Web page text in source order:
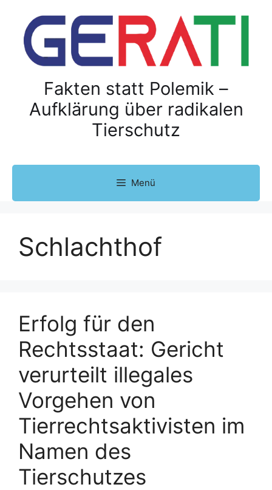
Fakten statt Polemik –
Aufklärung über radikalen
Tierschutz
Menü
Schlachthof
Erfolg für den
Rechtsstaat: Gericht
verurteilt illegales
Vorgehen von
Tierrechtsaktivisten im
Namen des
Tierschutzes